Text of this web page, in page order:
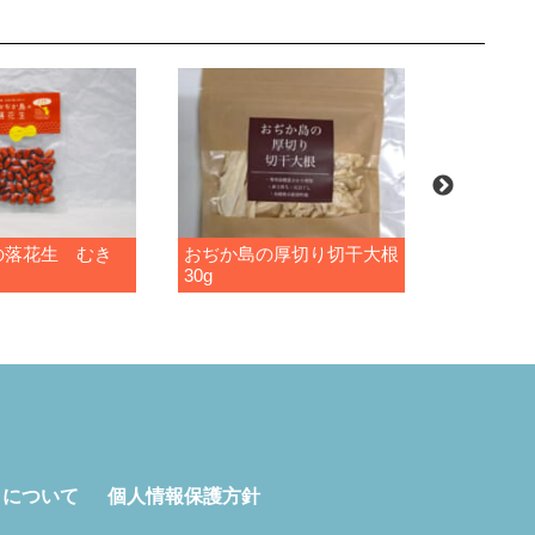
落花生 むき
おぢか島の厚切り切干大根
30g
ついて 個人情報保護方針